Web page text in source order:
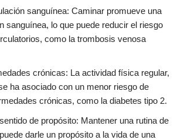
sanguínea: Caminar promueve una
sanguínea, lo que puede reducir el riesgo
como la trombosis venosa
crónicas: La actividad física regular,
ha asociado con un menor riesgo de
crónicas, como la diabetes tipo 2.
de propósito: Mantener una rutina de
darle un propósito a la vida de una